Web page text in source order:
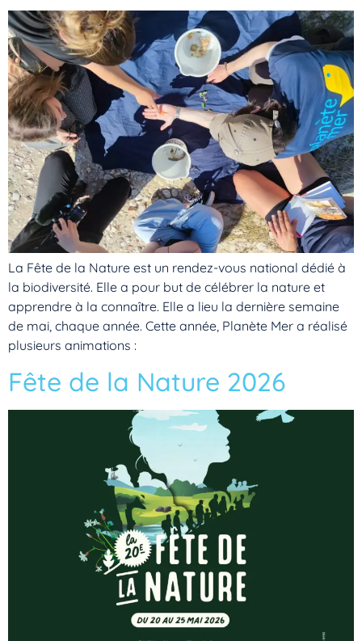
La Fête de la Nature est un rendez-vous national dédié à
la biodiversité. Elle a pour but de célébrer la nature et
apprendre à la connaître. Elle a lieu la dernière semaine
de mai, chaque année. Cette année, Planète Mer a réalisé
plusieurs animations :
Fête de la Nature 2026